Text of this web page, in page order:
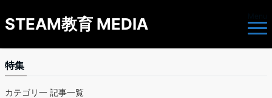
STEAM教育 MEDIA
特集
カテゴリ一 記事一覧